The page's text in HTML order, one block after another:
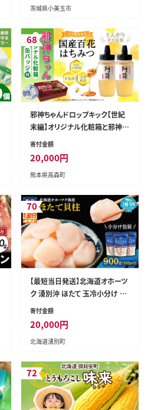
茨城県小美玉市
68
邪神ちゃんドロップキック【世紀
末編】オリジナル化粧箱と邪神ち
ゃん田楽缶バッジ付き～百花は
んがりポリ容器 邪神ちゃん 世紀
末編 グッズ 熊本県 高森町
寄付金額
20,000円
熊本県高森町
70
【最短当日発送】北海道オホーツ
ク 湧別沖 ほたて 玉冷小分け パ
ック 900g（300g×3P）【 ホタテ
刺身 貝 貝柱 魚介 魚介類 冷凍
北海道 湧別町 】
寄付金額
20,000円
北海道湧別町
72